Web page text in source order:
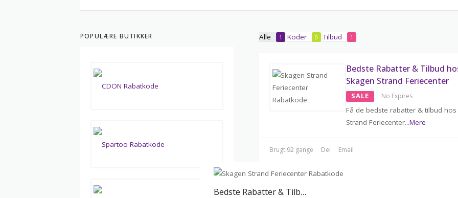
Alle 1 Koder 0 Tilbud 1
Bedste Rabatter & Tilbud
Skagen Strand Feriecenter
SALE No Expires
Få de bedste rabatter & tilbud hos
Strand Feriecenter...Mere
Brugt 92 gange Del Email
Bedste Rabatter & Tilbud hos Skagen Strand Feriecenter
POPULÆRE BUTIKKER